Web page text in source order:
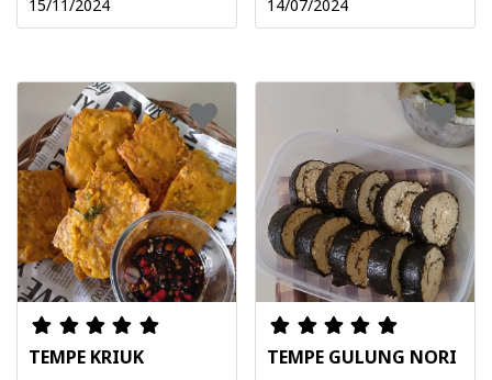
15/11/2024 14/07/2024
TEMPE KRIUK
TEMPE GULUNG NORI